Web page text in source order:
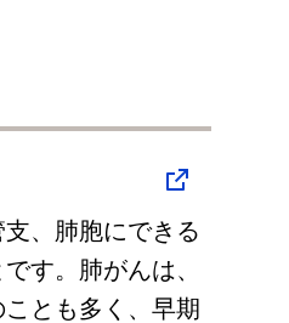
、肺胞にできる
す。肺がんは、
とも多く、早期